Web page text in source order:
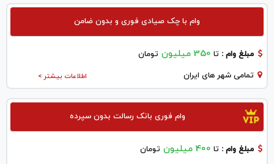
وام با چک صیادی فوری و بدون ضامن
مبلغ وام : تا 350 میلیون تومان
اطلاعات بیشتر > تمامی شهر های ایران
وام فوری بانک رسالت بدون سپرده
مبلغ وام : تا 400 میلیون تومان